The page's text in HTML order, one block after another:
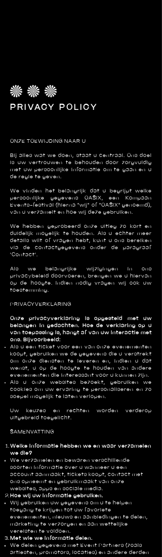
PRIVACY POLICY
ONZE TOEWIJDING NAAR U
Bij alles wat we doen, staat u centraal. Ons doel
is uw vertrouwen te behouden door zorgvuldig
met uw persoonlijke informatie om te gaan en u
de regie te geven.
We vinden het belangrijk dat u begrijpt welke
persoonlijke gegevens OASIX, een Kompaan
Events-festival (hierna "wij" of "OASIX" genoemd),
van u verzamelt en hoe wij deze gebruiken.
We hebben geprobeerd onze uitleg zo kort en
duidelijk mogelijk te houden. Als u echter meer
details wilt of vragen hebt, kunt u ons bereiken
via de contactgegevens onder de paragraaf
'Contact'.
Als we belangrijke wijzigingen in ons
privacybeleid doorvoeren, brengen we u hiervan
op de hoogte. Indien nodig vragen wij ook uw
toestemming.
PRIVACYVERKLARING
Onze privacyverklaring is opgesteld met uw
belangen in gedachten. Hoe de verklaring op u
van toepassing is, hangt af van uw interactie met
ons. Bijvoorbeeld:
Als u een ticket voor een van onze evenementen
koopt, gebruiken we de gegevens die u verstrekt
om onze diensten te leveren en, indien u dat
wenst, u op de hoogte te houden van andere
evenementen die interessant voor u kunnen zijn.
Als u onze websites bezoekt, gebruiken we
cookies om uw ervaring te personaliseren en zo
soepel mogelijk te laten verlopen.
Uw keuzes en rechten worden verderop
uitgebreid toegelicht.
SAMENVATTING
Welke informatie hebben we en waar verzamelen
we die?
We verzamelen en bewaren verschillende
soorten informatie over u wanneer u een
account aanmaakt, tickets koopt, contact met
ons opneemt en gebruikmaakt van onze
websites, apps en sociale media.
Hoe wij uw informatie gebruiken.
Wij gebruiken uw gegevens om u te helpen
toegang te krijgen tot uw favoriete
evenementen, nieuws en aanbiedingen te delen,
marketing te verzorgen en aan wettelijke
vereisten te voldoen.
Met wie we informatie delen.
We delen gegevens met Event Partners (zoals
artiesten, promotors, locaties) en andere derden